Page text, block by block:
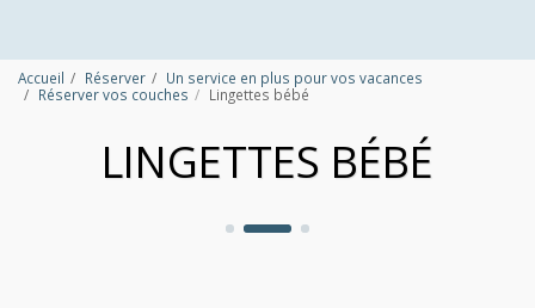
Accueil Réserver
Un service en plus pour vos vacances
Réserver vos couches
Lingettes bébé
LINGETTES BÉBÉ